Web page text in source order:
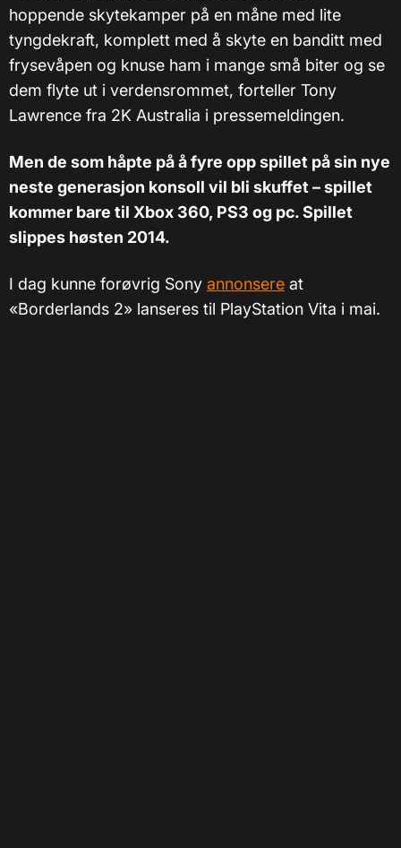
hoppende skytekamper på en måne med lite
tyngdekraft, komplett med å skyte en banditt med
frysevåpen og knuse ham i mange små biter og se
dem flyte ut i verdensrommet, forteller Tony
Lawrence fra 2K Australia i pressemeldingen.
Men de som håpte på å fyre opp spillet på sin nye
neste generasjon konsoll vil bli skuffet – spillet
kommer bare til Xbox 360, PS3 og pc. Spillet
slippes høsten 2014.
I dag kunne forøvrig Sony annonsere at
«Borderlands 2» lanseres til PlayStation Vita i mai.